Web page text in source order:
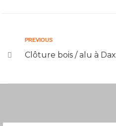
PREVIOUS
Clôture bois / alu à Dax